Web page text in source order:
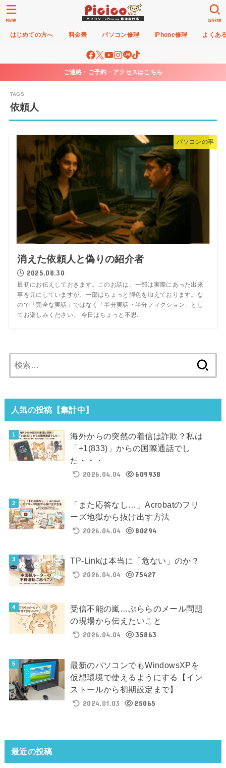
はじめての方へ 料金表 パソコン修理 iPhone修理 よくあ
SEARCH
MENU
ご連絡・ご予約・アクセスはこちら
依頼人
パソコンの事
消えた依頼人と偽りの紹介者
2025.08.30
最初にお伝えしておきます。このお話は、一部は実際にあった出来
事を元にしていますが、一部はちょっと脚色を加えております。な
ので「完全な実話」ではなく「半分実話・半分フィクション」とし
てお楽しみください。 今日はちょっと不思...
索:
人気の投稿【集計中】
海外からの突然の着信は詐欺？私は
「+1(833)」からの国際通話でし
た・・・
2026.04.04
609938
「また応答なし…」Acrobatのフリ
ーズ地獄から抜け出す方法
2026.04.04
80294
TP-Linkは本当に「危ない」のか？
2026.04.04
75427
受信不能の嵐…ぷららのメール問題
の現場から伝えたいこと
2026.04.04
35863
最新のパソコンでもWindowsXPを
仮想環境で使えるようにする【イン
ストールから初期設定まで】
2024.01.03
25065
最近の投稿